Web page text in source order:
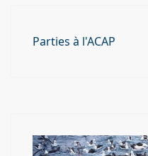
Parties à l'ACAP